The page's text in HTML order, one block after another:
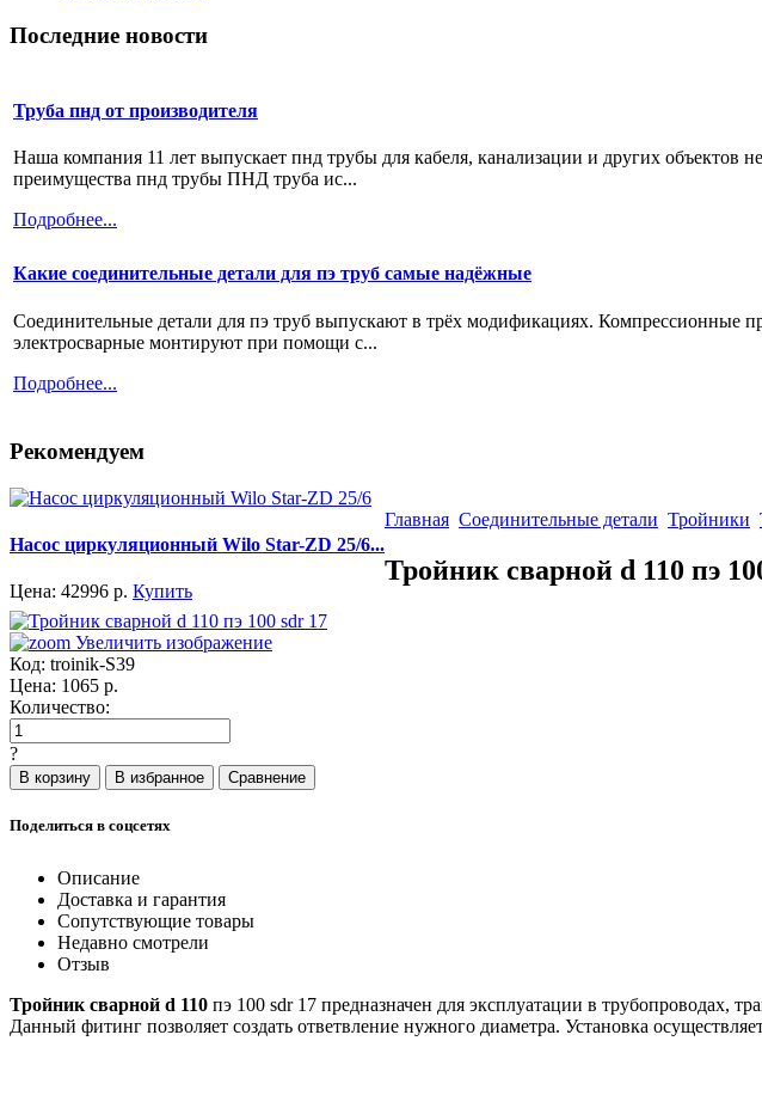
Последние новости
Труба пнд от производителя
Наша компания 11 лет выпускает пнд трубы для кабеля, канализации и других
преимущества пнд трубы ПНД труба ис...
Подробнее...
Какие соединительные детали для пэ труб самые надёжные
Соединительные детали для пэ труб выпускают в трёх модификациях. Компрессионные
электросварные монтируют при помощи с...
Подробнее...
Рекомендуем
Насос циркуляционный Wilo Star-ZD 25/6...
Цена: 42996 р. Купить
Главная Соединительные детали Тройники
Тройник сварной d 110 пэ
Увеличить изображение
Код: troinik-S39
Цена: 1065 р.
Количество:
?
Поделиться в соцсетях
Описание
Доставка и гарантия
Сопутствующие товары
Недавно смотрели
Отзыв
Тройник сварной d 110 пэ 100 sdr 17 предназначен для эксплуатации в трубопроводах,
Данный фитинг позволяет создать ответвление нужного диаметра. Установка